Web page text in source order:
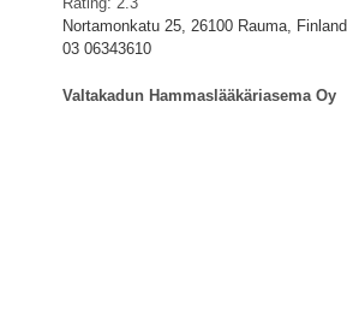
Nortamonkatu 25, 26100 Rauma, Finland
03 06343610
Valtakadun Hammaslääkäriasema Oy